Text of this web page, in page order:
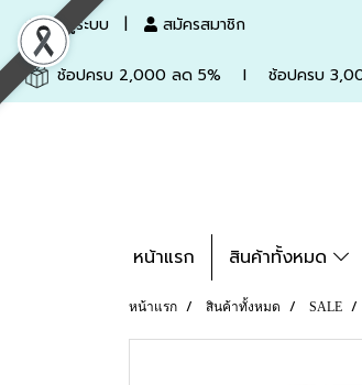
เข้าสู่ระบบ สมัครสมาชิก
ช้อปครบ 2,000 ลด 5% l ช้อปครบ
หน้าแรก สินค้าทั้งหมด
หน้าแรก สินค้าทั้งหมด SALE